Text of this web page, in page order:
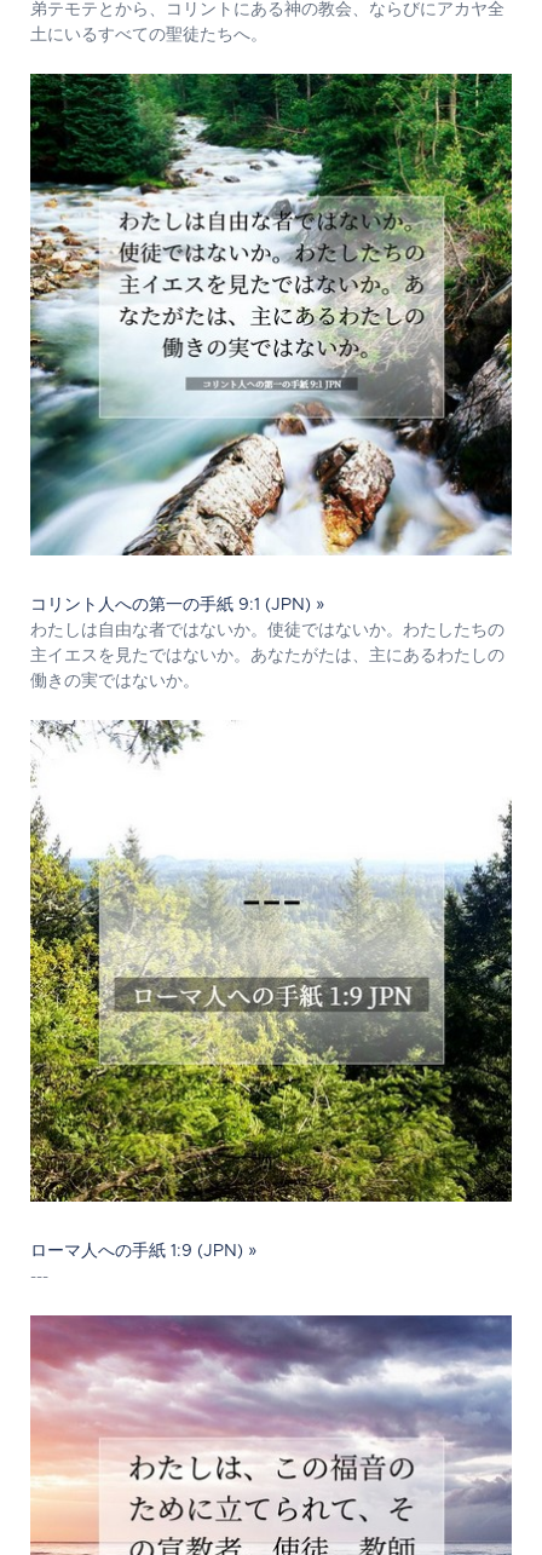
弟テモテとから、コリントにある神の教会、ならびにアカヤ全
土にいるすべての聖徒たちへ。
コリント人への第一の手紙 9:1 (JPN) »
わたしは自由な者ではないか。使徒ではないか。わたしたちの
主イエスを見たではないか。あなたがたは、主にあるわたしの
働きの実ではないか。
ローマ人への手紙 1:9 (JPN) »
---